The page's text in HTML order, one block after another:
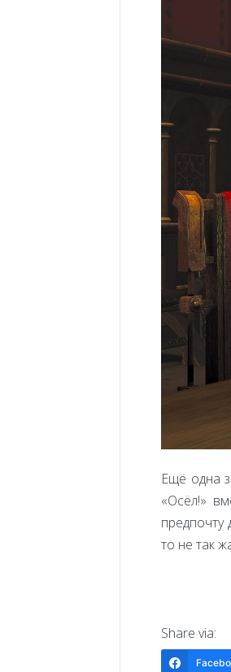
Ещё одна
«Осёл!»
то не так
Share via: